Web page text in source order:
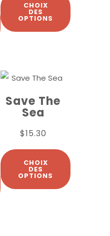
CHOIX
DES
OPTIONS
Save The
Sea
$15.30
CHOIX
DES
OPTIONS